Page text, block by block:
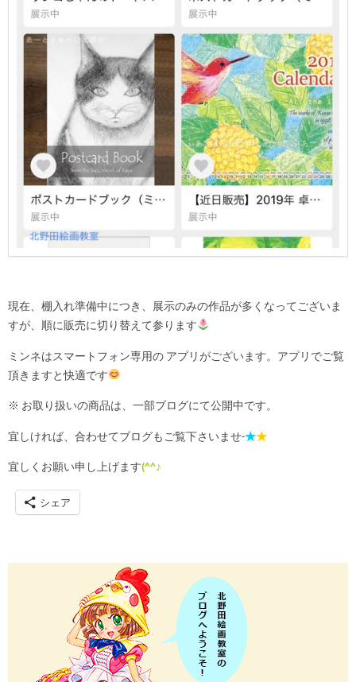
現在、棚入れ準備中につき、展示のみの作品が多くなってございま
すが、順に販売に切り替えて参ります
ミンネはスマートフォン専用の アプリがございます。アプリでご覧
頂きますと快適です
※ お取り扱いの商品は、一部ブログにて公開中です。
宜しければ、合わせてブログもご覧下さいませ-★★
宜しくお願い申し上げます(^^♪
シェア